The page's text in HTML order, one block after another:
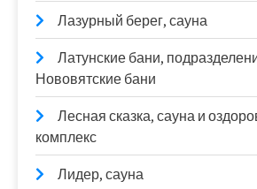
Лазурный берег, сауна
Латунские бани,
Нововятские бани
Лесная сказка, сауна и
комплекс
Лидер, сауна